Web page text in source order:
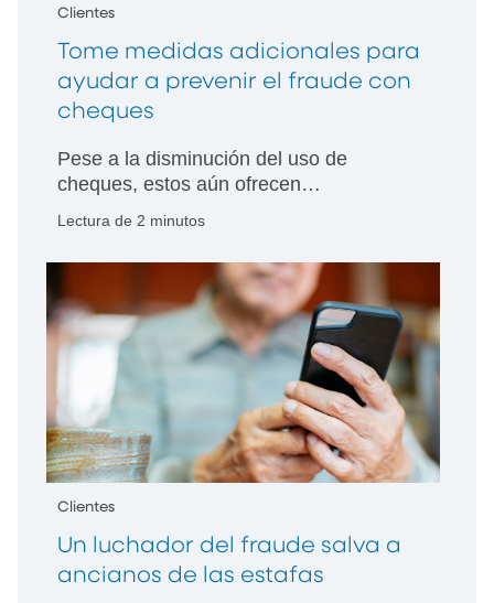
Clientes
Tome medidas adicionales para
ayudar a prevenir el fraude con
cheques
Pese a la disminución del uso de
cheques, estos aún ofrecen
Lectura de 2 minutos
Clientes
Un luchador del fraude salva a
ancianos de las estafas